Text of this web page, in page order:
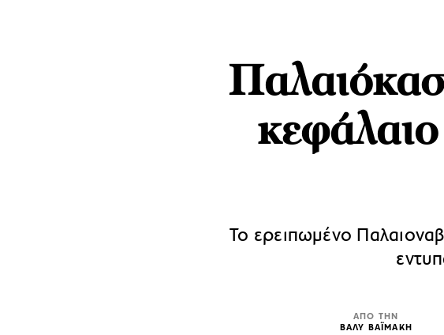
κεφάλαιο
Το ερειπωμένο
ΑΠΟ ΤΗΝ
ΒΑΛΥ ΒΑΪΜΑΚΗ